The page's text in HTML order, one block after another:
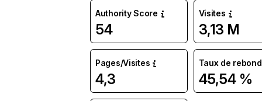
Authority Score
54
Visites
3,13 M
Pages/Visites
4,3
Taux de rebond
45,54 %